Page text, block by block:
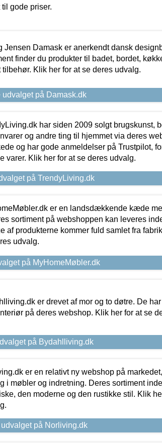
gode priser.
Jensen Damask er anerkendt dansk
finder du produkter til badet, bordet,
tilbehør. Klik her for at se deres udvalg.
udvalget på Damask.dk
har siden 2009 solgt brugskunst,
og andre ting til hjemmet via deres
og har gode anmeldelser på Trustpilot,
varer. Klik her for at se deres udvalg.
på TrendyLiving.dk
er en landsdækkende kæde
sortiment på webshoppen kan leveres
af produkterne kommer fuld samlet fra
udvalg.
på MyHomeMøbler.dk
er drevet af mor og to døtre. De
på deres webshop. Klik her for at se
på Bydahlliving.dk
er en relativt ny webshop på
i møbler og indretning. Deres sortiment
den moderne og den rustikke stil. Klik
udvalget på Norliving.dk